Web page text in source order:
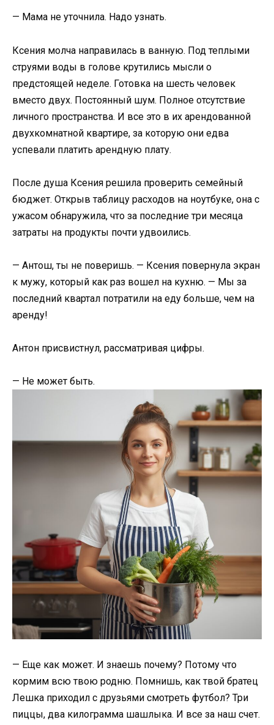
— Мама не уточнила. Надо узнать.
Ксения молча направилась в ванную. Под теплыми
струями воды в голове крутились мысли о
предстоящей неделе. Готовка на шесть человек
вместо двух. Постоянный шум. Полное отсутствие
личного пространства. И все это в их арендованной
двухкомнатной квартире, за которую они едва
успевали платить арендную плату.
После душа Ксения решила проверить семейный
бюджет. Открыв таблицу расходов на ноутбуке, она с
ужасом обнаружила, что за последние три месяца
затраты на продукты почти удвоились.
— Антош, ты не поверишь. — Ксения повернула экран
к мужу, который как раз вошел на кухню. — Мы за
последний квартал потратили на еду больше, чем на
аренду!
Антон присвистнул, рассматривая цифры.
— Не может быть.
— Еще как может. И знаешь почему? Потому что
кормим всю твою родню. Помнишь, как твой братец
Лешка приходил с друзьями смотреть футбол? Три
пиццы, два килограмма шашлыка. И все за наш счет.